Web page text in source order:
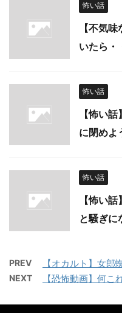
怖い話
【不気
いたら・
怖い話
【怖い
に閉めよ
怖い話
【怖い
と騒ぎに
PREV 【オカルト】女郎
NEXT 【恐怖動画】何